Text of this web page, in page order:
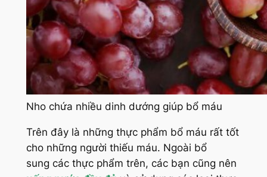
Nho chứa nhiều dinh dướng giúp bổ máu
Trên đây là những thực phẩm bổ máu rất tốt
cho những người thiếu máu. Ngoài bổ
sung các thực phẩm trên, các bạn cũng nên